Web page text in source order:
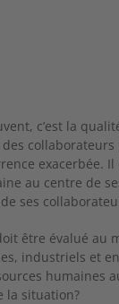
c’est la
exacerbée. Il
au centre de
ses
être évalué au
industriels et
humaines
la situation?